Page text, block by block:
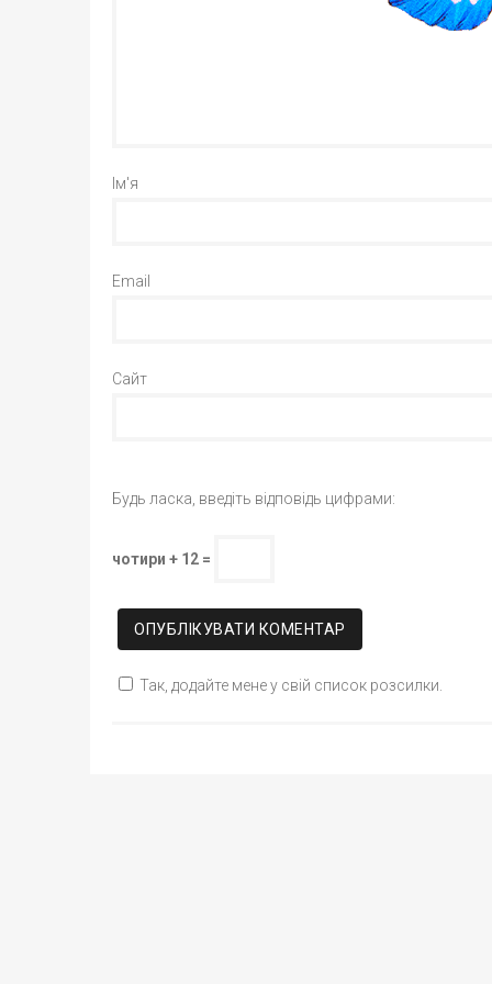
Ім'я
Email
Сайт
Будь ласка, введіть відповідь цифрами:
чотири + 12 =
Так, додайте мене у свій список розсилки.